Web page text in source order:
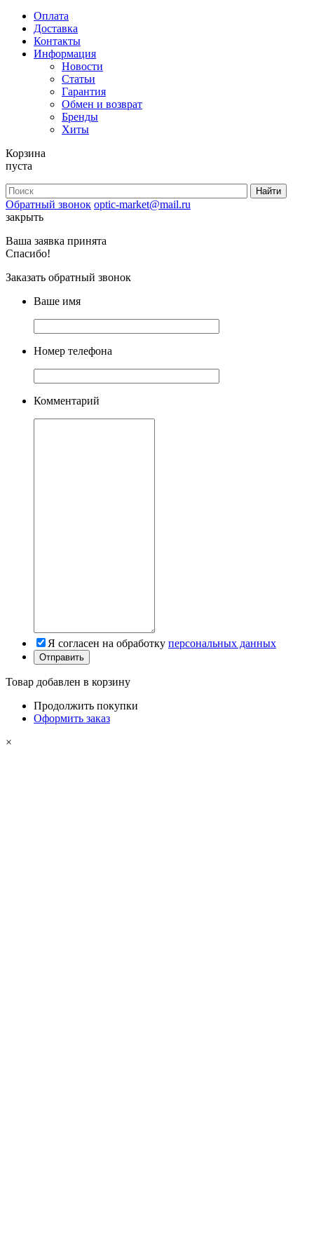
Оплата
Доставка
Контакты
Информация
Новости
Статьи
Гарантия
Обмен и возврат
Бренды
Хиты
Корзина
пуста
Обратный звонок optic-market@mail.ru
закрыть
Ваша заявка принята
Спасибо!
Заказать обратный звонок
Ваше имя
Номер телефона
Комментарий
Я согласен на обработку персональных данных
Товар добавлен в корзину
Продолжить покупки
Оформить заказ
×